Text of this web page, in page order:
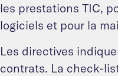
les prestations TIC,
logiciels et pour la
Les directives
contrats. La check-